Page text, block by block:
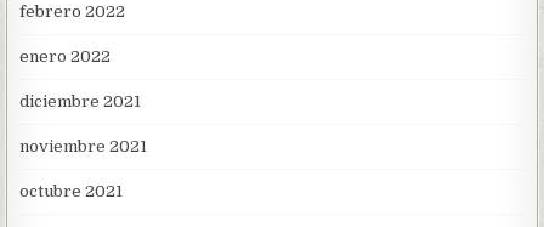
febrero 2022
enero 2022
diciembre 2021
noviembre 2021
octubre 2021